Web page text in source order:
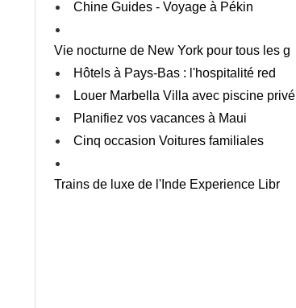
Chine Guides - Voyage à Pékin
Vie nocturne de New York pour tous les g
Hôtels à Pays-Bas : l'hospitalité red
Louer Marbella Villa avec piscine privé
Planifiez vos vacances à Maui
Cinq occasion Voitures familiales
Trains de luxe de l'Inde Experience Libr